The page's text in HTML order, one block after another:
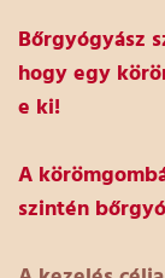
Bőrgyógyász
hogy egy
e ki!
A
szintén